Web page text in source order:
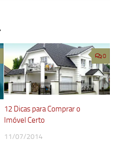
0
12 Dicas para Comprar o
Imóvel Certo
11/07/2014